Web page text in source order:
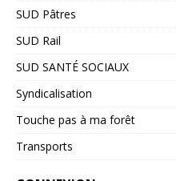
SUD Pâtres
SUD Rail
SUD SANTÉ SOCIAUX
Syndicalisation
Touche pas à ma forêt
Transports